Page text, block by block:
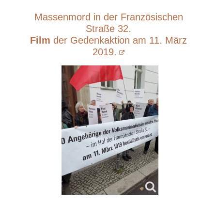
Massenmord in der Französischen
Straße 32.
Film der Gedenkaktion am 11. März
2019.